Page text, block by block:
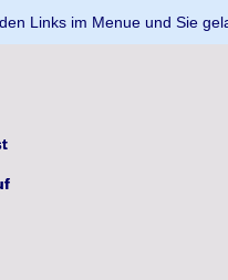
Links im Menue und Sie